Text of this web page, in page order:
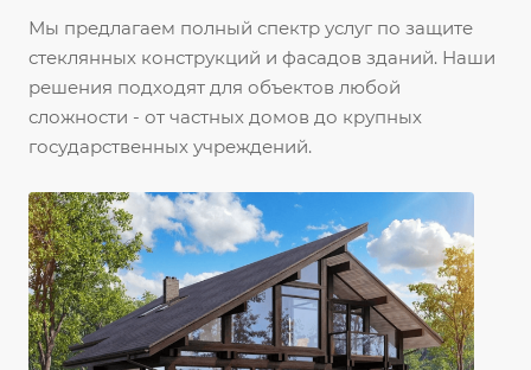
Мы предлагаем полный спектр услуг по защите
стеклянных конструкций и фасадов зданий. Наши
решения подходят для объектов любой
сложности - от частных домов до крупных
государственных учреждений.